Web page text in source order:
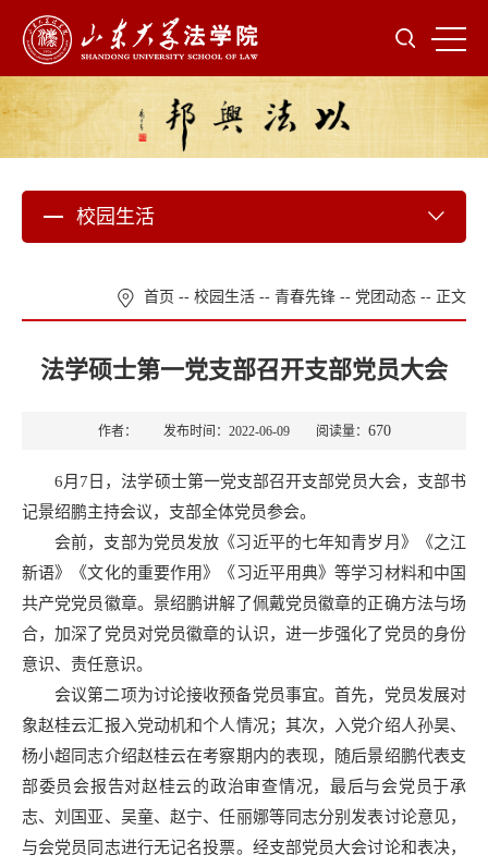
校园生活
首页 -- 校园生活 -- 青春先锋 -- 党团动态 -- 正文
法学硕士第一党支部召开支部党员大会
作者： 发布时间：2022-06-09 阅读量： 670
6月7日，法学硕士第一党支部召开支部党员大会，支部书
记景绍鹏主持会议，支部全体党员参会。
会前，支部为党员发放《习近平的七年知青岁月》《之江
新语》《文化的重要作用》《习近平用典》等学习材料和中国
共产党党员徽章。景绍鹏讲解了佩戴党员徽章的正确方法与场
合，加深了党员对党员徽章的认识，进一步强化了党员的身份
意识、责任意识。
会议第二项为讨论接收预备党员事宜。首先，党员发展对
象赵桂云汇报入党动机和个人情况；其次，入党介绍人孙昊、
杨小超同志介绍赵桂云在考察期内的表现，随后景绍鹏代表支
部委员会报告对赵桂云的政治审查情况，最后与会党员于承
志、刘国亚、吴童、赵宁、任丽娜等同志分别发表讨论意见，
与会党员同志进行无记名投票。经支部党员大会讨论和表决，